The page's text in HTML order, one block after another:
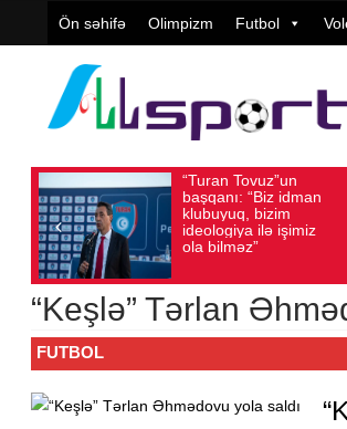
Ön səhifə Olimpizm Futbol
başqanı: “Biz idman
klubuyuq, bizim
ideologiya ilə işimiz
ola bilməz”
Avqust 05, 2026
“Keşlə” Tərlan
FUTBOL